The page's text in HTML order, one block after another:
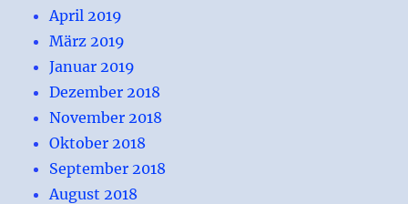
April 2019
März 2019
Januar 2019
Dezember 2018
November 2018
Oktober 2018
September 2018
August 2018